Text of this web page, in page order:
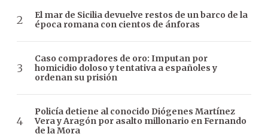
El mar de Sicilia devuelve restos de un barco de la
época romana con cientos de ánforas
Caso compradores de oro: Imputan por
homicidio doloso y tentativa a españoles y
ordenan su prisión
Policía detiene al conocido Diógenes Martínez
Vera y Aragón por asalto millonario en Fernando
de la Mora